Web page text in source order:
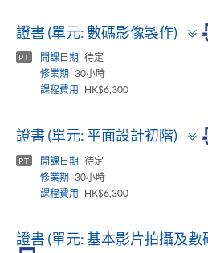
證書 (單元: 數碼影像製作)
PT 開課日期
待定
修業期
30小時
課程費用
HK$6,300
證書 (單元: 平面設計初階)
PT 開課日期
待定
修業期
30小時
課程費用
HK$6,300
證書 (單元: 基本影片拍攝及數